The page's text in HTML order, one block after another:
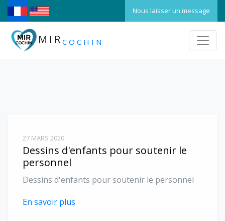
Nous laisser un message
MIR COCHIN
27 MARS 2020
Dessins d'enfants pour soutenir le
personnel
Dessins d'enfants pour soutenir le personnel
En savoir plus